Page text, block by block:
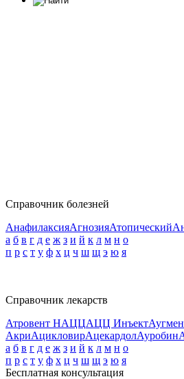
Справочник болезней
АнафилаксияАгнозияАтопический
а б в г д е ж з и й к л м н о
п р с т у ф х ц ч ш щ э ю я
Справочник лекарств
Атровент НАЦЦАЦЦ Инъект
АкриАцикловирАцекардолАуробин
а б в г д е ж з и й к л м н о
п р с т у ф х ц ч ш щ э ю я
Бесплатная консультация